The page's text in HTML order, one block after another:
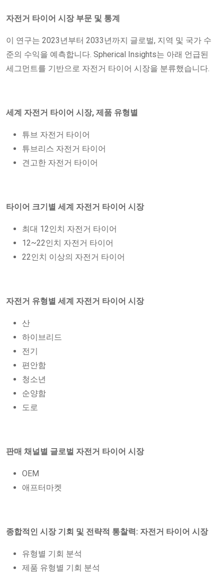
자전거 타이어 시장 부문 및 통계
이 연구는 2023년부터 2033년까지 글로벌, 지역 및 국가 수
준의 수익을 예측합니다. Spherical Insights는 아래 언급된
세그먼트를 기반으로 자전거 타이어 시장을 분류했습니다.
세계 자전거 타이어 시장, 제품 유형별
튜브 자전거 타이어
튜브리스 자전거 타이어
견고한 자전거 타이어
타이어 크기별 세계 자전거 타이어 시장
최대 12인치 자전거 타이어
12~22인치 자전거 타이어
22인치 이상의 자전거 타이어
자전거 유형별 세계 자전거 타이어 시장
산
하이브리드
전기
편안함
청소년
순양함
도로
판매 채널별 글로벌 자전거 타이어 시장
OEM
애프터마켓
종합적인 시장 기회 및 전략적 통찰력: 자전거 타이어 시장
유형별 기회 분석
제품 유형별 기회 분석